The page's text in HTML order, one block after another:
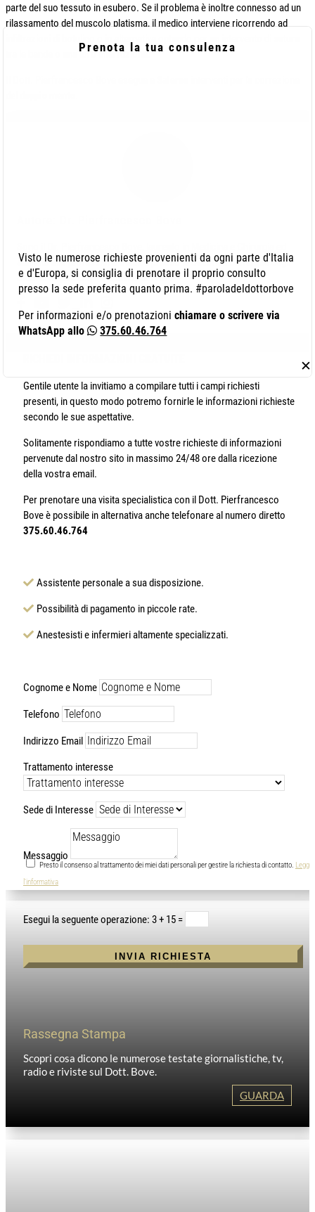
parte del suo tessuto in esubero. Se il problema è inoltre connesso ad un
rilassamento del muscolo platisma, il medico interviene ricorrendo ad
tra le bande o una loro interruzione.
abilitato alla professione medica presso la Seconda Università degli
Studi di Napoli con il massimo dei voti.
Gentile utente la invitiamo a compilare tutti i campi richiesti
presenti, in questo modo potremo fornirle le informazioni richieste
secondo le sue aspettative.
Solitamente rispondiamo a tutte vostre richieste di informazioni
pervenute dal nostro sito in massimo 24/48 ore dalla ricezione
della vostra email.
Per prenotare una visita specialistica con il Dott. Pierfrancesco
Bove è possibile in alternativa anche telefonare al numero diretto
375.60.46.764
Assistente personale a sua disposizione.
Possibilità di pagamento in piccole rate.
Anestesisti e infermieri altamente specializzati.
Cognome e Nome
Telefono
Indirizzo Email
Trattamento interesse
Sede di Interesse
Messaggio
Presto il consenso al trattamento dei miei dati personali per gestire la richiesta di contatto. Leggi
l'informativa
3 + 15 =
INVIA RICHIESTA
Rassegna Stampa
Scopri cosa dicono le numerose testate giornalistiche, tv,
radio e riviste sul Dott. Bove.
GUARDA
Prenota la tua consulenza
✕
Visto le numerose richieste provenienti da ogni parte d'Italia
e d'Europa, si consiglia di prenotare il proprio consulto
presso la sede preferita quanto prima. #paroladeldottorbove
Per informazioni e/o prenotazionichiamare o scrivere via
WhatsApp allo
375.60.46.764